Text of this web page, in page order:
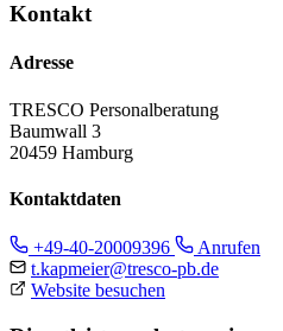
Kontakt
Adresse
TRESCO Personalberatung
Baumwall 3
20459 Hamburg
Kontaktdaten
+49-40-20009396
Anrufen
t.kapmeier@tresco-pb.de
Website besuchen